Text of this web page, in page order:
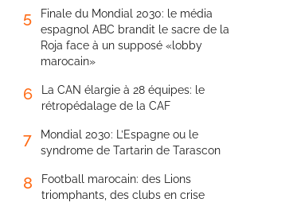
5
Finale du Mondial 2030: le média
espagnol ABC brandit le sacre de la
Roja face à un supposé «lobby
marocain»
6
La CAN élargie à 28 équipes: le
rétropédalage de la CAF
7
Mondial 2030: L’Espagne ou le
syndrome de Tartarin de Tarascon
8
Football marocain: des Lions
triomphants, des clubs en crise